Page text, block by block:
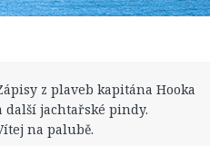
z plaveb kapitána Hooka
další jachtařské pindy.
na palubě.